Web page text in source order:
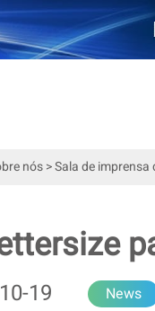
nós>Sala de imprensa
19 News